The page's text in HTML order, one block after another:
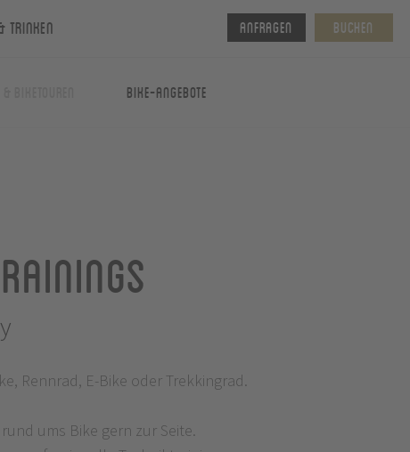
Anfragen Buchen
Trinken
Bike-Angebote
Rennrad, E-Bike oder Trekkingrad.
ums Bike gern zur Seite.